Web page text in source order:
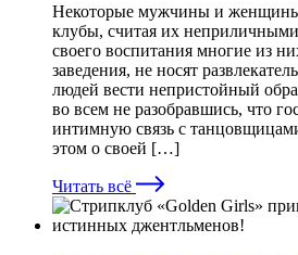
Некоторые мужчины и женщины
клубы, считая их
своего воспитания многие из
заведения, не носят
людей вести непристойный
во всем не разобравшись, что
интимную связь с
этом о своей […]
Читать всё